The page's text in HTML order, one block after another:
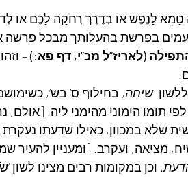
טָמֵא לָנֶפֶשׁ אוֹ בְדֶרֶךְ רְחֹקָה לָכֶם אוֹ
בפרשת בהעלותך מבכל
(לאריז”ל מכ”י, דף פא:) –
שיחה, בחילוף ס’ בש’,
תומו הימוני מהימני ליה.
שלא במכוון, כאילו שדעתו
מציאה, ועקרב. [ומעניין להעיר
. וכן במקומות רבים מצינו לשון